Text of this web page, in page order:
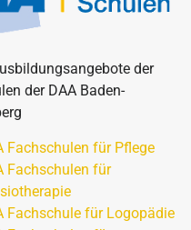
der
der DAA Baden-
Fachschulen für Pflege
Fachschulen für
Fachschule für Logopädie